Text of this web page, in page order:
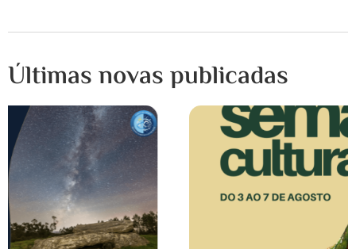
Últimas novas publicadas